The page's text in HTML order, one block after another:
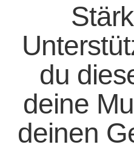
du
deine
deinen